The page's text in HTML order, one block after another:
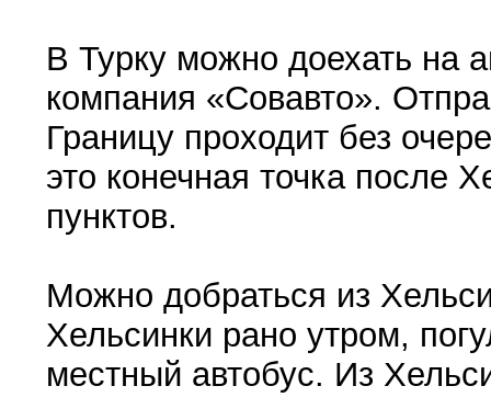
В Турку можно доехать на
компания «Совавто».
Границу проходит без
это конечная точка после
пунктов.
Можно добраться из
Хельсинки рано утром,
местный автобус. Из